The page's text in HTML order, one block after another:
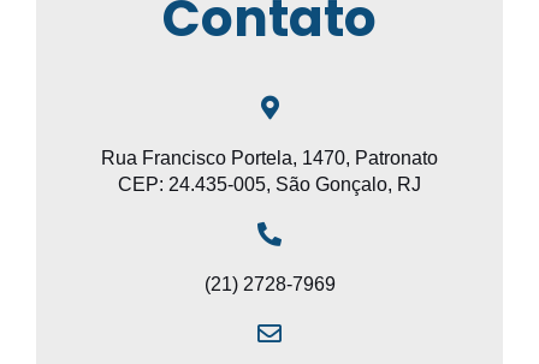
Contato
Rua Francisco Portela, 1470, Patronato
CEP: 24.435-005, São Gonçalo, RJ
(21) 2728-7969